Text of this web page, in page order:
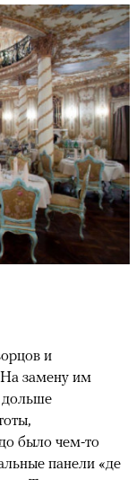
и
замену им
дольше
было чем-то
панели «де